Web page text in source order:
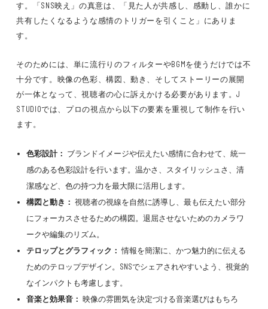
す。「SNS映え」の真意は、「見た人が共感し、感動し、誰かに
共有したくなるような感情のトリガーを引くこと」にありま
す。
そのためには、単に流行りのフィルターやBGMを使うだけでは不
十分です。映像の色彩、構図、動き、そしてストーリーの展開
が一体となって、視聴者の心に訴えかける必要があります。J
STUDIOでは、プロの視点から以下の要素を重視して制作を行い
ます。
色彩設計： ブランドイメージや伝えたい感情に合わせて、統一
感のある色彩設計を行います。温かさ、スタイリッシュさ、清
潔感など、色の持つ力を最大限に活用します。
構図と動き： 視聴者の視線を自然に誘導し、最も伝えたい部分
にフォーカスさせるための構図。退屈させないためのカメラワ
ークや編集のリズム。
テロップとグラフィック： 情報を簡潔に、かつ魅力的に伝える
ためのテロップデザイン。SNSでシェアされやすいよう、視覚的
なインパクトも考慮します。
音楽と効果音： 映像の雰囲気を決定づける音楽選びはもちろ